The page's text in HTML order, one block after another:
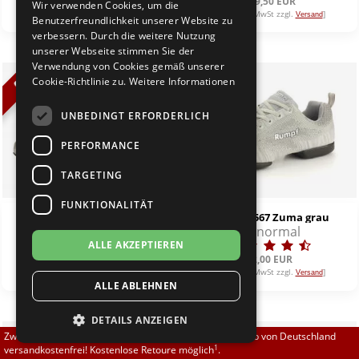
Brautschuhe
Sneaker
Übergrößen 43-44
Flexerinas
Merlet
Nueva Epoca
RayRose
Rummos
Rumpf
TopTanz
] [inkl. 19% MwSt zzgl. Versand]
%
Diamant 183-005-605
1,2 cm normal
139,50 EUR125,55 EUR
[inkl. 19% MwSt zzgl.Versand]
Rumpf 1567 Zuma grau
normal
92,00 EUR
[inkl. 19% MwSt zzgl. Versand]
Zwischen 70,00 EUR und 800,00 EUR liefern wir innerhalb von Deutschland
versandkostenfrei! Kostenlose Retoure möglich1.
Wir verwenden Cookies, um die
Benutzerfreundlichkeit unserer Website zu
verbessern. Durch die weitere Nutzung
unserer Webseite stimmen Sie der
Verwendung von Cookies gemäß unserer
Cookie-Richtlinie zu. Weitere Informationen
UNBEDINGT ERFORDERLICH
PERFORMANCE
TARGETING
FUNKTIONALITÄT
ALLE AKZEPTIEREN
ALLE ABLEHNEN
DETAILS ANZEIGEN